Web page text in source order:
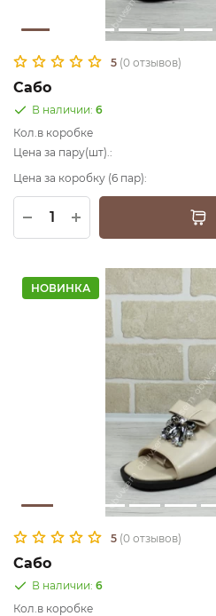
5 (0 отзывов)
Сабо
В наличии: 6
Кол.в коробке
Цена за пару(шт).:
Цена за коробку (6 пар):
НОВИНКА
5 (0 отзывов)
Сабо
В наличии: 6
Кол.в коробке